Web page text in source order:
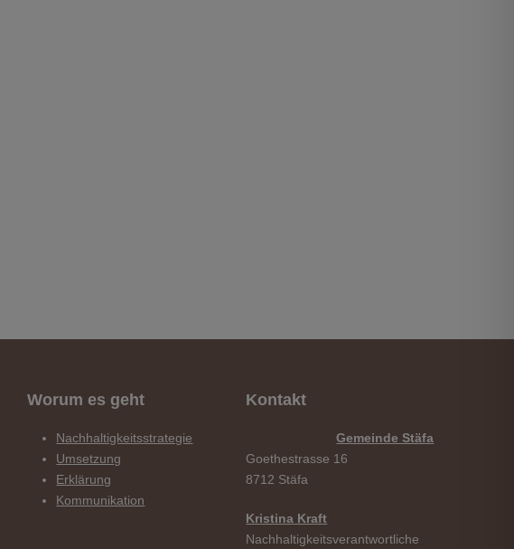
Worum es geht
Nachhaltigkeitsstrategie
Umsetzung
Erklärung
Kommunikation
Kontakt
Gemeinde Stäfa
Goethestrasse 16
8712 Stäfa
Kristina Kraft
Nachhaltigkeitsverantwortliche